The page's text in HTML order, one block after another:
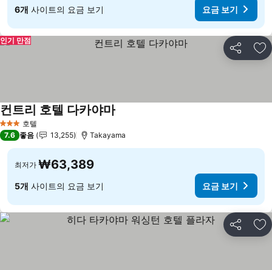
6개 사이트의 요금 보기 요금 보기
공유 즐
인기 만점
3 성급 호텔
컨트리 호텔 다카야마
7.6 좋음 13,255 Takayama
최저가 ₩63,389
5개 사이트의 요금 보기 요금 보기
공유 즐